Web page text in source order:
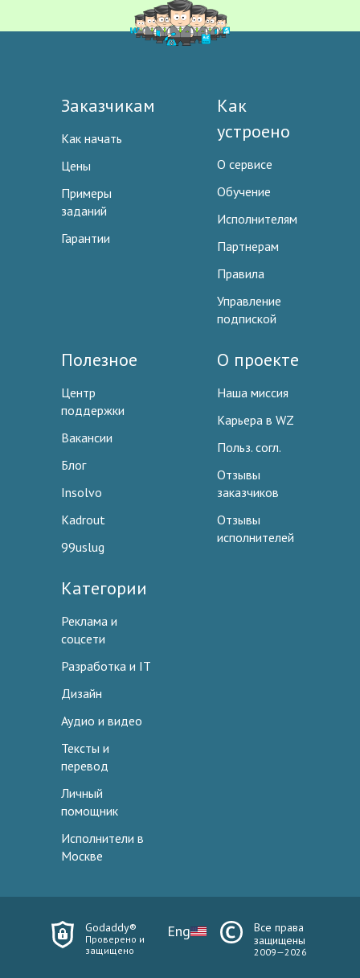
Заказчикам
Как начать
Цены
Примеры
заданий
Гарантии
Как
устроено
О сервисе
Обучение
Исполнителям
Партнерам
Правила
Управление
подпиской
Полезное
Центр
поддержки
Вакансии
Блог
Insolvo
Kadrout
99uslug
О проекте
Наша миссия
Карьера в WZ
Польз. согл.
Отзывы
заказчиков
Отзывы
исполнителей
Категории
Реклама и
соцсети
Разработка и IT
Дизайн
Аудио и видео
Тексты и
перевод
Личный
помощник
Исполнители в
Москве
Godaddy®
Проверено и
защищено
Eng
Все права
защищены
2009—2026